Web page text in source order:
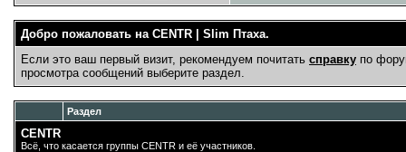
Добро пожаловать на CENTR | Slim Птаха.
Если это ваш первый визит, рекомендуем почитать справку по
просмотра сообщений выберите раздел.
Раздел
CENTR
Всё, что касается группы CENTR и её участников.